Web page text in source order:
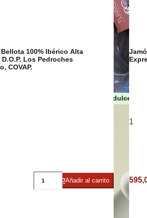
carne, patés y foie
Turrones y dulces de
100% Ibérico Alta
Los Pedroches
COVAP.
Añadir al carrito
1